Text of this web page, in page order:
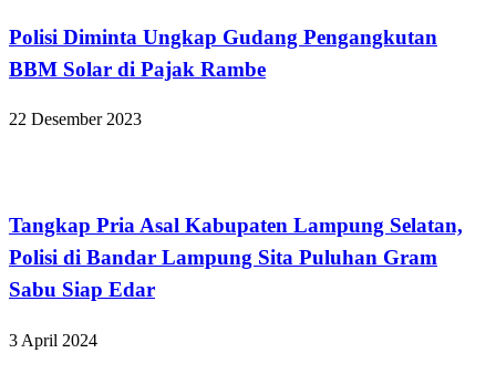
Polisi Diminta Ungkap Gudang Pengangkutan
BBM Solar di Pajak Rambe
22 Desember 2023
Tangkap Pria Asal Kabupaten Lampung Selatan,
Polisi di Bandar Lampung Sita Puluhan Gram
Sabu Siap Edar
3 April 2024